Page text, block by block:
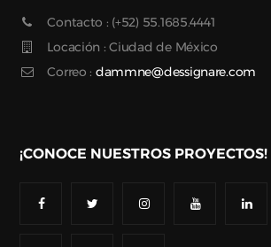
Contacto : (+52) 55.1685.4441
Locación : Ciudad de México
Correo : dammne@dessignare.com
¡CONOCE NUESTROS PROYECTOS!